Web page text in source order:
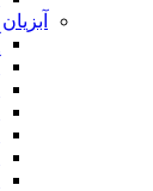
آبزیان